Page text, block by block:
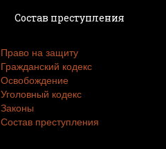
Состав преступления
Право на защиту
Гражданский кодекс
Освобождение
Уголовный кодекс
Законы
Состав преступления